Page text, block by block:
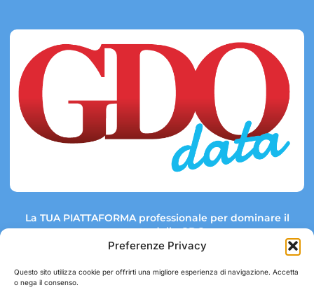
Preferenze Privacy
Questo sito utilizza cookie per offrirti una migliore esperienza di navigazione. Accetta
o nega il consenso.
La TUA PIATTAFORMA professionale per dominare il
mercato della GDO.
Link rapidi: